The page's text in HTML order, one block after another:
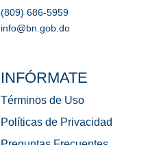
(809) 686-5959
info@bn.gob.do
INFÓRMATE
Términos de Uso
Políticas de Privacidad